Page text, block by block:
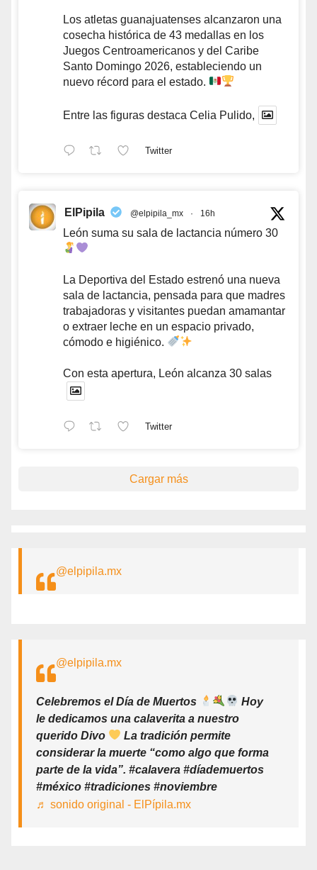
Los atletas guanajuatenses alcanzaron una
cosecha histórica de 43 medallas en los
Juegos Centroamericanos y del Caribe
Santo Domingo 2026, estableciendo un
nuevo récord para el estado.
Entre las figuras destaca Celia Pulido,
Twitter
ElPipila @elpipila_mx · 16h
León suma su sala de lactancia número 30
La Deportiva del Estado estrenó una nueva
sala de lactancia, pensada para que madres
trabajadoras y visitantes puedan amamantar
o extraer leche en un espacio privado,
cómodo e higiénico.
Con esta apertura, León alcanza 30 salas
Twitter
Cargar más
@elpipila.mx
@elpipila.mx
Celebremos el Día de Muertos
Hoy
le dedicamos una calaverita a nuestro
querido Divo
La tradición permite
considerar la muerte “como algo que forma
parte de la vida”. #calavera #díademuertos
#méxico #tradiciones #noviembre
♬ sonido original - ElPípila.mx